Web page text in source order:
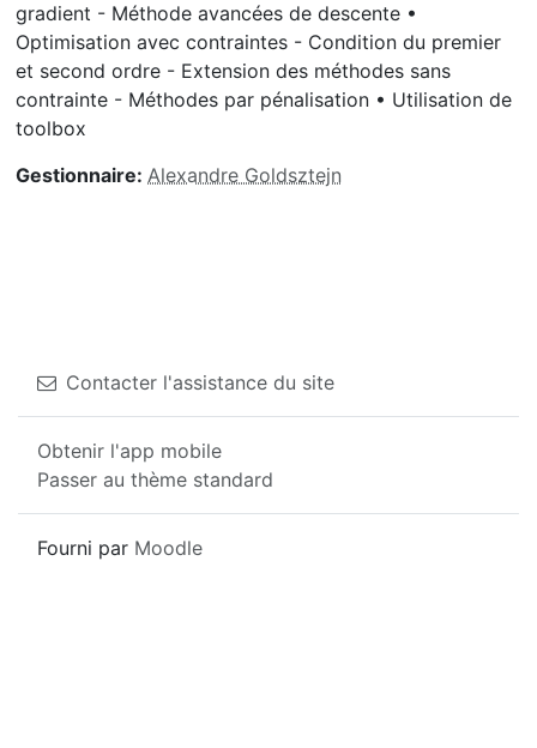
gradient - Méthode avancées de descente •
Optimisation avec contraintes - Condition du premier
et second ordre - Extension des méthodes sans
contrainte - Méthodes par pénalisation • Utilisation de
toolbox
Gestionnaire: Alexandre Goldsztejn
Contacter l'assistance du site
Obtenir l'app mobile
Passer au thème standard
Fourni par Moodle